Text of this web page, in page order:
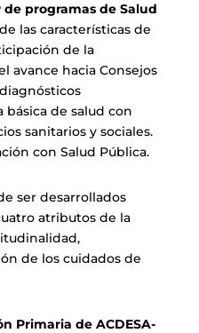
programas de Salud
las características de
de la
avance hacia Consejos
básica de salud con
sanitarios y sociales.
con Salud Pública.
ser desarrollados
atributos de la
de los cuidados de
Primaria de ACDESA-